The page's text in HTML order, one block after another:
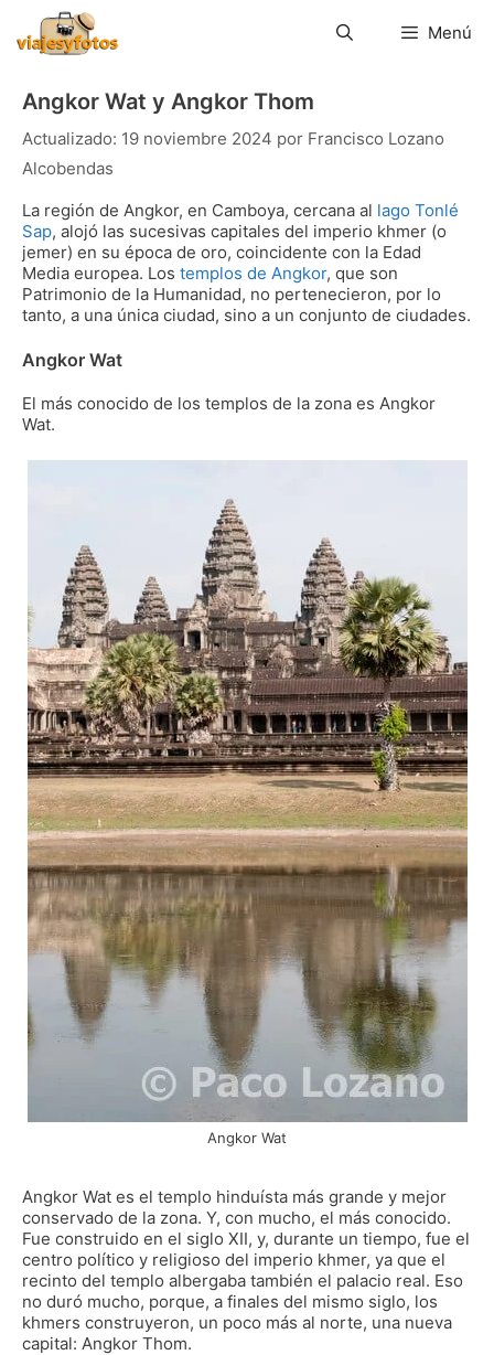
contenido
Menú
Angkor Wat y Angkor Thom
19 noviembre 2024 por Francisco Lozano
Alcobendas
La región de Angkor, en Camboya, cercana al lago Tonlé
Sap, alojó las sucesivas capitales del imperio khmer (o
jemer) en su época de oro, coincidente con la Edad
Media europea. Los templos de Angkor, que son
Patrimonio de la Humanidad, no pertenecieron, por lo
tanto, a una única ciudad, sino a un conjunto de ciudades.
Angkor Wat
El más conocido de los templos de la zona es Angkor
Wat.
Angkor Wat
Angkor Wat es el templo hinduísta más grande y mejor
conservado de la zona. Y, con mucho, el más conocido.
Fue construido en el siglo XII, y, durante un tiempo, fue el
centro político y religioso del imperio khmer, ya que el
recinto del templo albergaba también el palacio real. Eso
no duró mucho, porque, a finales del mismo siglo, los
khmers construyeron, un poco más al norte, una nueva
capital: Angkor Thom.